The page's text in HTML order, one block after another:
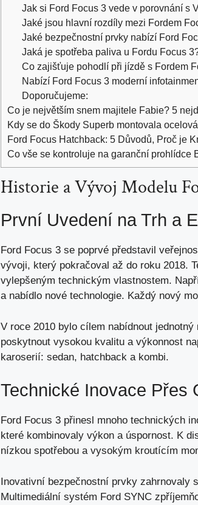
Jak si Ford Focus 3 vede v porovnání s
Jaké jsou hlavní rozdíly mezi Fordem
Jaké bezpečnostní prvky nabízí Ford
Jaká je spotřeba paliva u Fordu Focus
Co zajišťuje pohodlí při jízdě s Fordem
Nabízí Ford Focus 3 moderní
Doporučujeme:
Co je největším snem majitele Fabie? 5
Kdy se do Škody Superb montovala
Ford Focus Hatchback: 5 Důvodů, Proč je
Co vše se kontroluje na garanční prohlídce
Historie a Vývoj Modelu
První Uvedení na Trh a
Ford Focus 3 se poprvé představil
vývoji, který pokračoval až do roku 2018.
vylepšeným technickým vlastnostem.
a nabídlo nové technologie. Každý nový
V roce 2010 bylo cílem nabídnout
poskytnout vysokou kvalitu a výkonnost
karoserií: sedan, hatchback a kombi.
Technické Inovace Přes
Ford Focus 3 přinesl mnoho technických
které kombinovaly výkon a úspornost. K
nízkou spotřebou a vysokým kroutícím
Inovativní bezpečnostní prvky zahrnovaly
Multimediální systém Ford SYNC